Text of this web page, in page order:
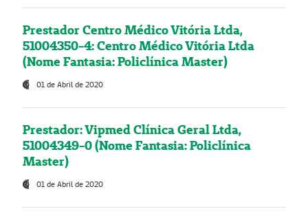
Prestador Centro Médico Vitória Ltda,
51004350-4: Centro Médico Vitória Ltda
(Nome Fantasia: Policlínica Master)
01 de Abril de 2020
Prestador: Vipmed Clínica Geral Ltda,
51004349-0 (Nome Fantasia: Policlínica
Master)
01 de Abril de 2020